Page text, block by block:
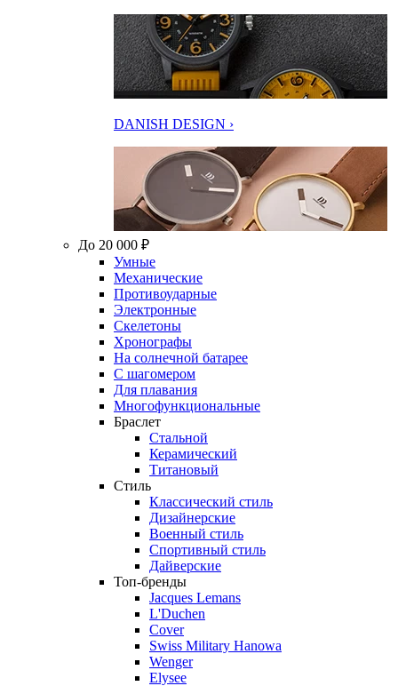
DANISH DESIGN ›
До 20 000 ₽
Умные
Механические
Противоударные
Электронные
Скелетоны
Хронографы
На солнечной батарее
С шагомером
Для плавания
Многофункциональные
Браслет
Стальной
Керамический
Титановый
Стиль
Классический стиль
Дизайнерские
Военный стиль
Спортивный стиль
Дайверские
Топ-бренды
Jacques Lemans
L'Duchen
Cover
Swiss Military Hanowa
Wenger
Elysee